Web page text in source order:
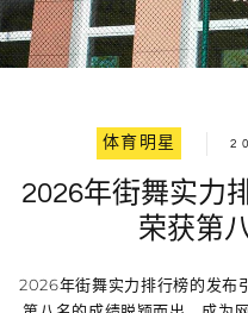
体育明星
2026年街舞实力
荣获第
2026年街舞实力排行榜的发布